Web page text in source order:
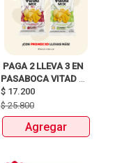
PAGA 2 LLEVA 3 EN
PASABOCA VITAD
$ 17.200
$25.800
Agregar